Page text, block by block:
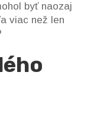
byť naozaj
viac než len